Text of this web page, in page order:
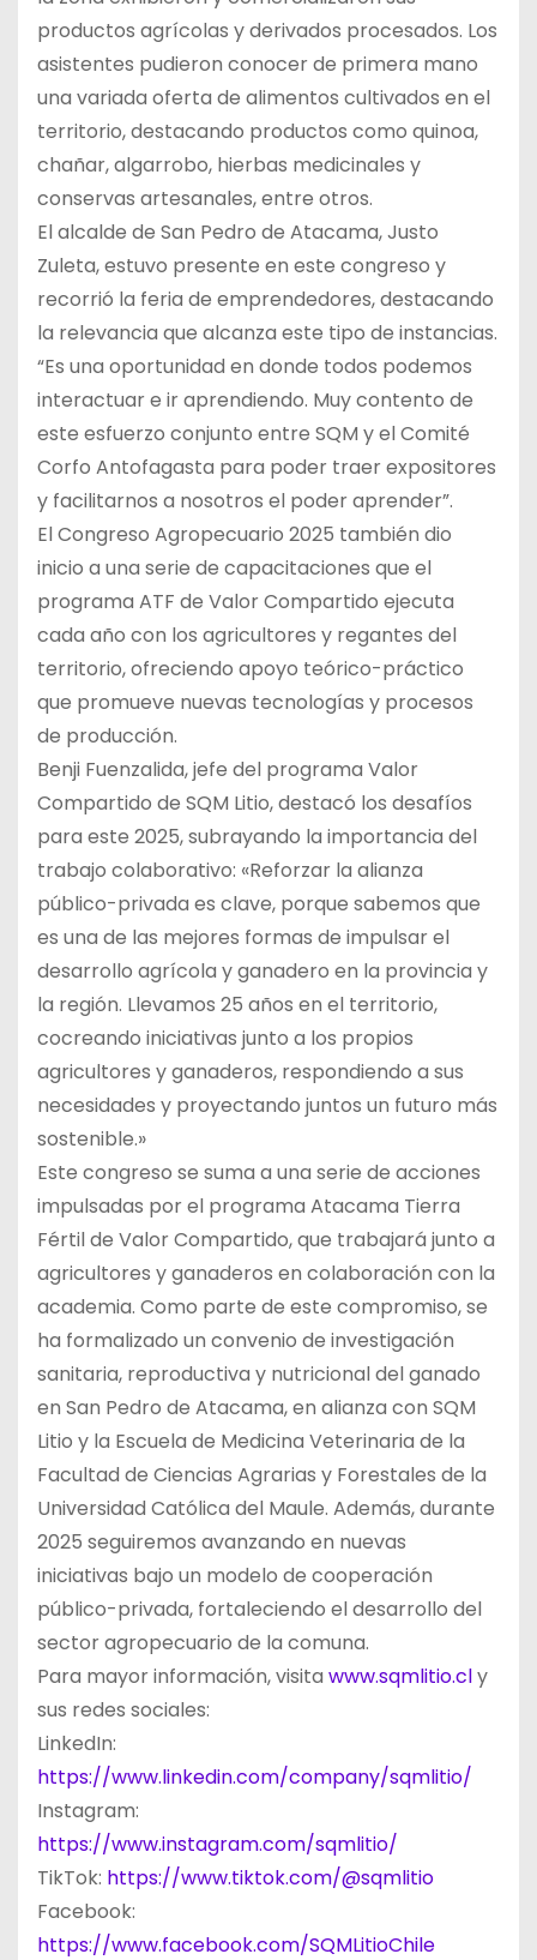
productos agrícolas y derivados procesados. Los
asistentes pudieron conocer de primera mano
una variada oferta de alimentos cultivados en el
territorio, destacando productos como quinoa,
chañar, algarrobo, hierbas medicinales y
conservas artesanales, entre otros.
El alcalde de San Pedro de Atacama, Justo
Zuleta, estuvo presente en este congreso y
recorrió la feria de emprendedores, destacando
la relevancia que alcanza este tipo de instancias.
“Es una oportunidad en donde todos podemos
interactuar e ir aprendiendo. Muy contento de
este esfuerzo conjunto entre SQM y el Comité
Corfo Antofagasta para poder traer expositores
y facilitarnos a nosotros el poder aprender”.
El Congreso Agropecuario 2025 también dio
inicio a una serie de capacitaciones que el
programa ATF de Valor Compartido ejecuta
cada año con los agricultores y regantes del
territorio, ofreciendo apoyo teórico-práctico
que promueve nuevas tecnologías y procesos
de producción.
Benji Fuenzalida, jefe del programa Valor
Compartido de SQM Litio, destacó los desafíos
para este 2025, subrayando la importancia del
trabajo colaborativo: «Reforzar la alianza
público-privada es clave, porque sabemos que
es una de las mejores formas de impulsar el
desarrollo agrícola y ganadero en la provincia y
la región. Llevamos 25 años en el territorio,
cocreando iniciativas junto a los propios
agricultores y ganaderos, respondiendo a sus
necesidades y proyectando juntos un futuro más
sostenible.»
Este congreso se suma a una serie de acciones
impulsadas por el programa Atacama Tierra
Fértil de Valor Compartido, que trabajará junto a
agricultores y ganaderos en colaboración con la
academia. Como parte de este compromiso, se
ha formalizado un convenio de investigación
sanitaria, reproductiva y nutricional del ganado
en San Pedro de Atacama, en alianza con SQM
Litio y la Escuela de Medicina Veterinaria de la
Facultad de Ciencias Agrarias y Forestales de la
Universidad Católica del Maule. Además, durante
2025 seguiremos avanzando en nuevas
iniciativas bajo un modelo de cooperación
público-privada, fortaleciendo el desarrollo del
sector agropecuario de la comuna.
Para mayor información, visita www.sqmlitio.cly
sus redes sociales:
LinkedIn:
https://www.linkedin.com/company/sqmlitio/
Instagram:
https://www.instagram.com/sqmlitio/
TikTok: https://www.tiktok.com/@sqmlitio
Facebook:
https://www.facebook.com/SQMLitioChile